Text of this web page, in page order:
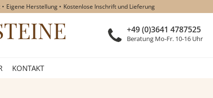
Eigene Herstellung Kostenlose Inschrift und Lieferung
+49 (0)3641 4787525
Beratung Mo-Fr. 10-16 Uhr
KONTAKT